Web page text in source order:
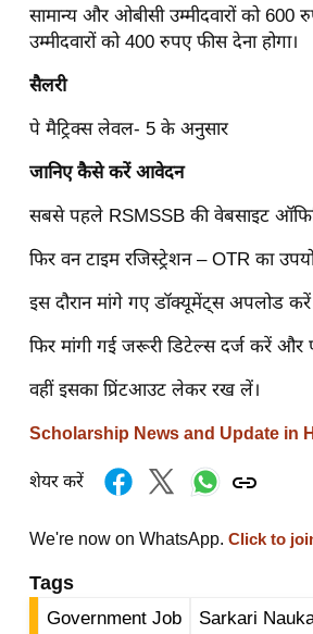
सामान्य और ओबीसी उम्मीदवारों को
उम्मीदवारों को 400 रुपए फीस देना होगा।
सैलरी
पे मैट्रिक्स लेवल- 5 के अनुसार
जानिए कैसे करें आवेदन
सबसे पहले RSMSSB की वेबसाइट
फिर वन टाइम रजिस्ट्रेशन – OTR का
इस दौरान मांगे गए डॉक्यूमेंट्स अपलोड
फिर मांगी गई जरूरी डिटेल्स दर्ज करें और
वहीं इसका प्रिंटआउट लेकर रख लें।
Scholarship News and Update in
शेयर करें
We're now on WhatsApp. Click to
Tags
Government Job Sarkari